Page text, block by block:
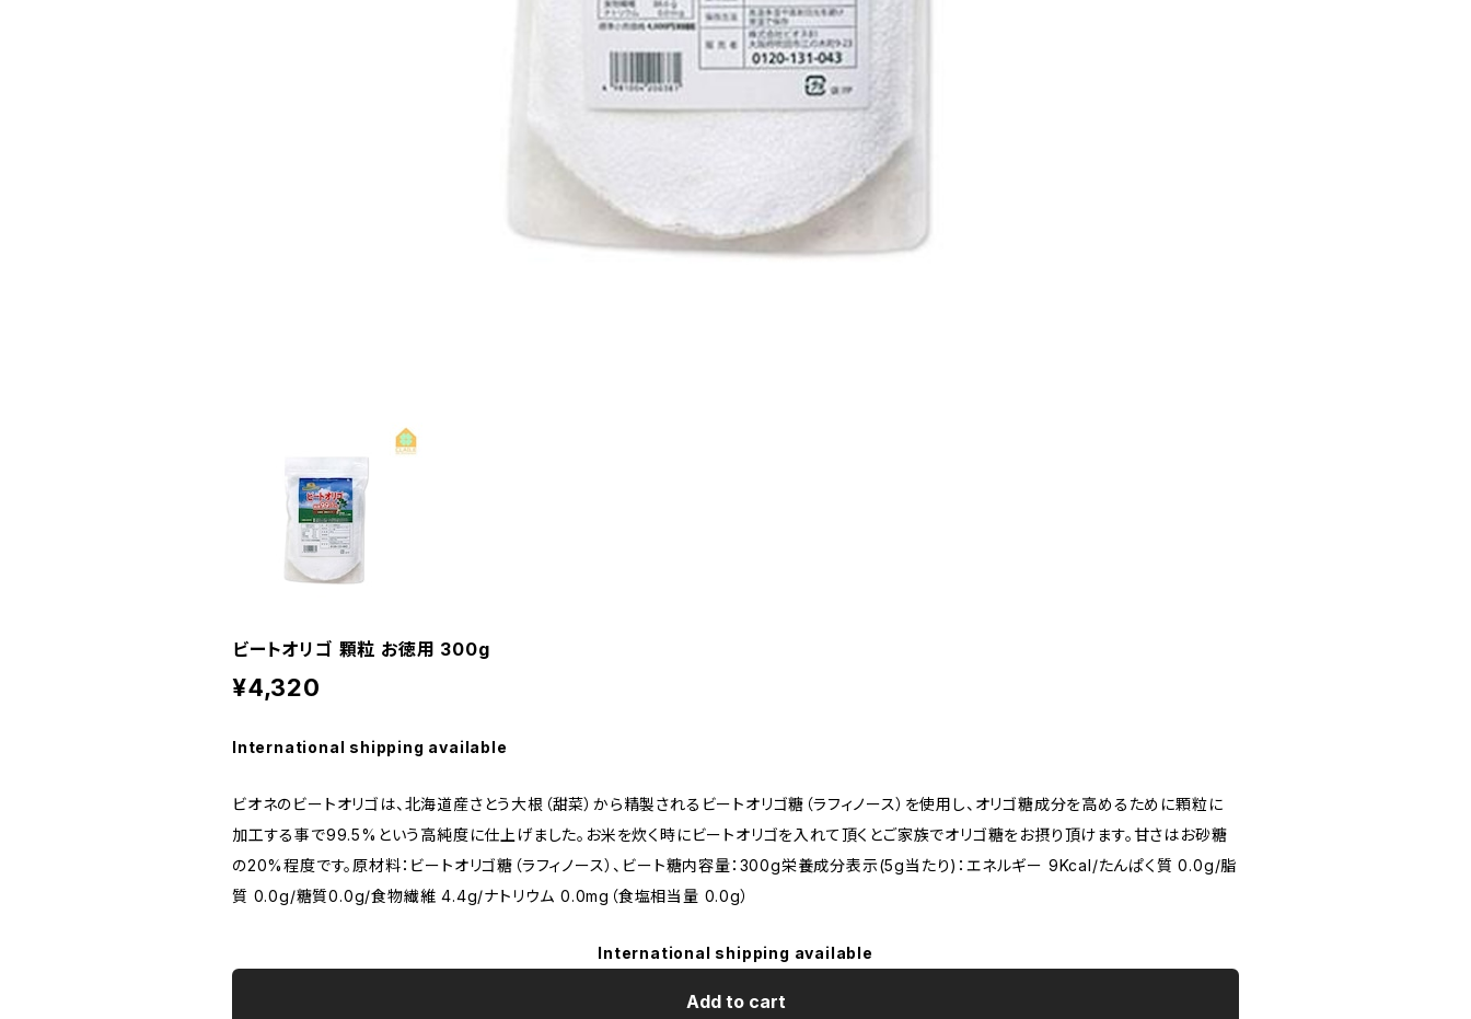
ビートオリゴ 顆粒 お徳用 300g
¥4,320
International shipping available
ビオネのビートオリゴは、北海道産さとう大根（甜菜）から精製されるビートオリゴ糖（ラフィノース）を使用し、オリゴ糖成分を高めるために顆粒に
加工する事で99.5%という高純度に仕上げました。お米を炊く時にビートオリゴを入れて頂くとご家族でオリゴ糖をお摂り頂けます。甘さはお砂糖
の20%程度です。原材料：ビートオリゴ糖（ラフィノース）、ビート糖内容量：300g栄養成分表示(5g当たり)：エネルギー 9Kcal/たんぱく質 0.0g/脂
質 0.0g/糖質0.0g/食物繊維 4.4g/ナトリウム 0.0mg（食塩相当量 0.0g）
International shipping available
Add to cart